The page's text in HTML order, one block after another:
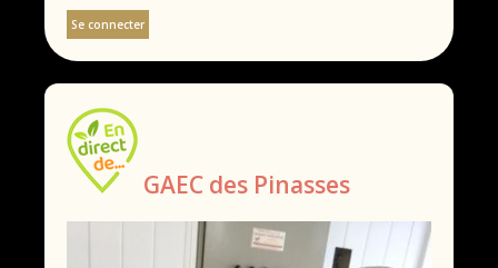
Se connecter
GAEC des Pinasses